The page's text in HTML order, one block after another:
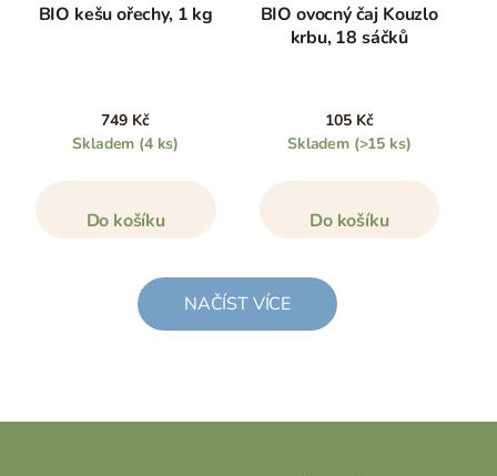
BIO kešu ořechy, 1 kg
749 Kč
Skladem (4 ks)
Do košíku
BIO ovocný čaj Kouzlo
krbu, 18 sáčků
105 Kč
Skladem (>15 ks)
Do košíku
NAČÍST VÍCE